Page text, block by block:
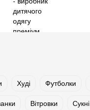
Худі Футболки
Вітровки Сукні